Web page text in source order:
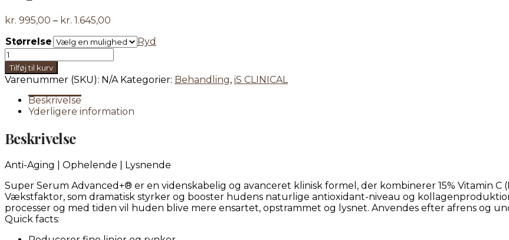
kr. 995,00 – kr. 1.645,00
til
Størrelse
Ryd
Super
Serum
Advanced+
-
15/30
Tilføj til kurv
Varenummer (SKU): N/A Kategorier: Behandling, iS CLINICAL
Beskrivelse
Yderligere information
Beskrivelse
Anti-Aging | Ophelende | Lysnende
Super Serum Advanced+® er en videnskabelig og avanceret klinisk formel, der kombinerer 15% Vitamin C
Vækstfaktor, som dramatisk styrker og booster hudens naturlige antioxidant-niveau og
processer og med tiden vil huden blive mere ensartet, opstrammet og lysnet. Anvendes efter afrens og
Quick facts: